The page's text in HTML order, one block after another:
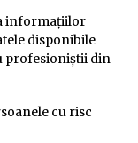
informațiilor
disponibile
profesioniștii din
cu risc